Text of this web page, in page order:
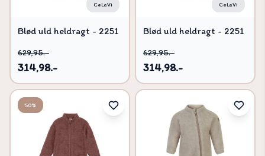
CeLaVi
Blød uld heldragt - 2251
629,95.-
314,98.-
CeLaVi
Blød uld heldragt - 2251
629,95.-
314,98.-
50%